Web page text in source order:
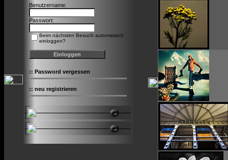
Benutzername:
Passwort:
Beim nächsten Besuch automatisch
einloggen?
:: Password vergessen
:: neu registrieren